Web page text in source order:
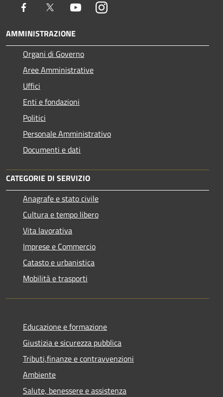
Facebook Twitter YoutubeInstagram
AMMINISTRAZIONE
Organi di Governo
Aree Amministrative
Uffici
Enti e fondazioni
Politici
Personale Amministrativo
Documenti e dati
CATEGORIE DI SERVIZIO
Anagrafe e stato civile
Cultura e tempo libero
Vita lavorativa
Imprese e Commercio
Catasto e urbanistica
Mobilità e trasporti
Educazione e formazione
Giustizia e sicurezza pubblica
Tributi,finanze e contravvenzioni
Ambiente
Salute, benessere e assistenza